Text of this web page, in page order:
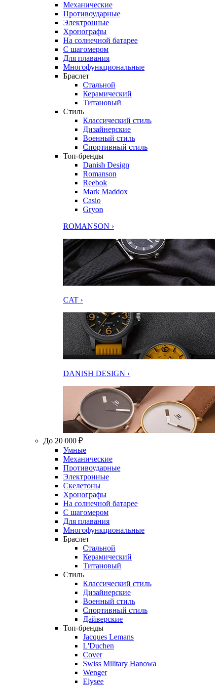
Механические
Противоударные
Электронные
Хронографы
На солнечной батарее
С шагомером
Для плавания
Многофункциональные
Браслет
Стальной
Керамический
Титановый
Стиль
Классический стиль
Дизайнерские
Военный стиль
Спортивный стиль
Топ-бренды
Danish Design
Romanson
Reebok
Mark Maddox
Casio
Gryon
ROMANSON ›
CAT ›
DANISH DESIGN ›
До 20 000 ₽
Умные
Механические
Противоударные
Электронные
Скелетоны
Хронографы
На солнечной батарее
С шагомером
Для плавания
Многофункциональные
Браслет
Стальной
Керамический
Титановый
Стиль
Классический стиль
Дизайнерские
Военный стиль
Спортивный стиль
Дайверские
Топ-бренды
Jacques Lemans
L'Duchen
Cover
Swiss Military Hanowa
Wenger
Elysee